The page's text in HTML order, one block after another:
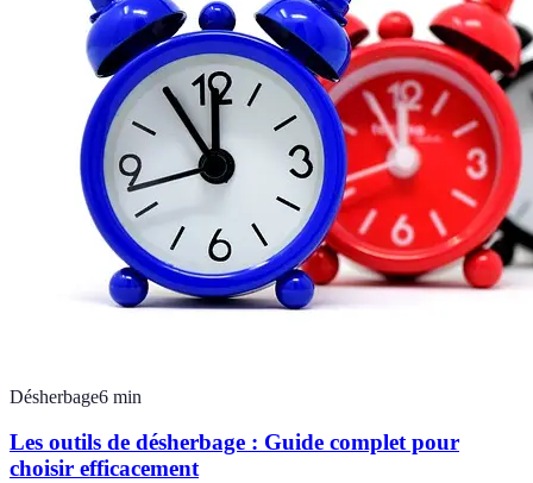
Désherbage6 min
Les outils de désherbage : Guide complet pour
choisir efficacement